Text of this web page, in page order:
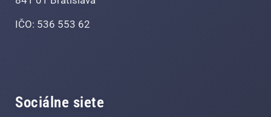
IČO: 536 553 62
Sociálne siete